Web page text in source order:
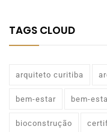
TAGS CLOUD
arquiteto curitiba
bem-estar bem-
bioconstrução